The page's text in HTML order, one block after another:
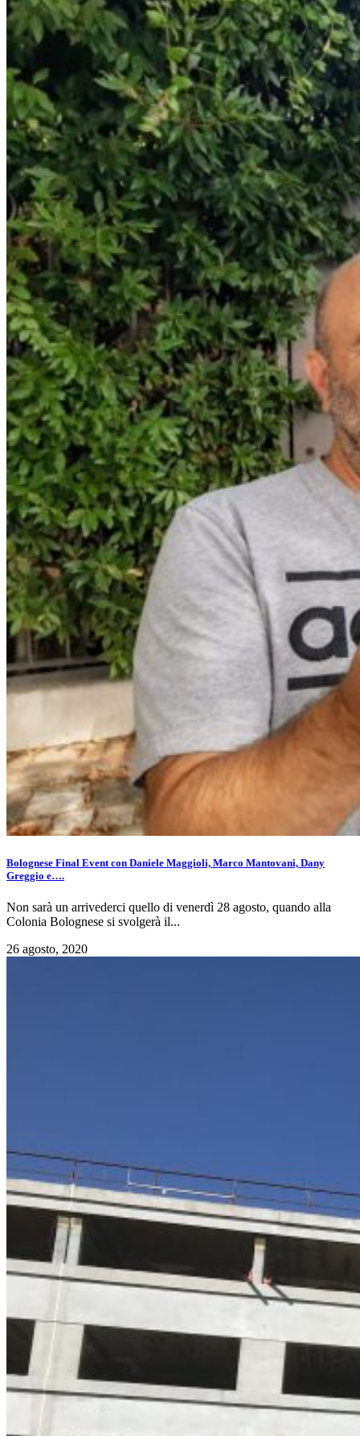
Bolognese Final Event con Daniele Maggioli, Marco Mantovani, Dany
Greggio e….
Non sarà un arrivederci quello di venerdì 28 agosto, quando alla
Colonia Bolognese si svolgerà il...
26 agosto, 2020